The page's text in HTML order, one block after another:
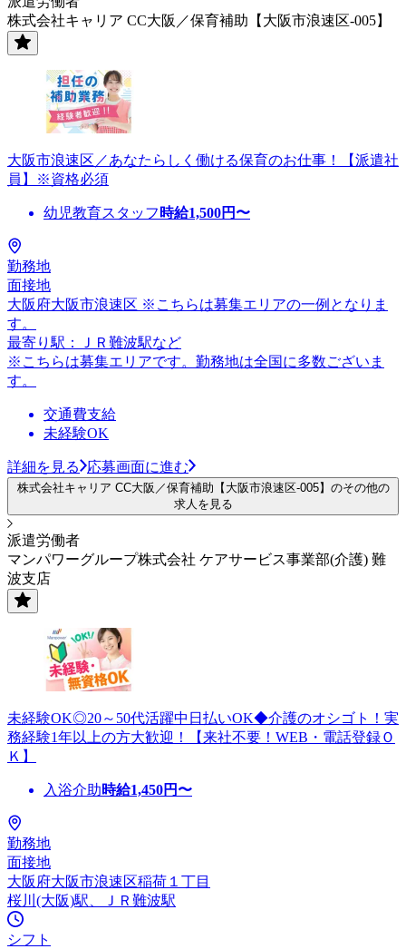
株式会社キャリア CC大阪／保育補助【大阪市浪速区-005】
大阪市浪速区／あなたらしく働ける保育のお仕事！【派遣社
員】※資格必須
幼児教育スタッフ 時給1,500円〜
勤務地
面接地
大阪府大阪市浪速区 ※こちらは募集エリアの一例となりま
す。
最寄り駅：ＪＲ難波駅など
※こちらは募集エリアです。勤務地は全国に多数ございま
す。
交通費支給
未経験OK
詳細を見る 応募画面に進む
株式会社キャリア CC大阪／保育補助【大阪市浪速区-005】のその他の
求人を見る
派遣労働者
マンパワーグループ株式会社 ケアサービス事業部(介護) 難
波支店
未経験OK◎20～50代活躍中日払いOK◆介護のオシゴト！実
務経験1年以上の方大歓迎！【来社不要！WEB・電話登録Ｏ
Ｋ】
入浴介助時給1,450円〜
勤務地
面接地
大阪府大阪市浪速区稲荷１丁目
桜川(大阪)駅、ＪＲ難波駅
シフト